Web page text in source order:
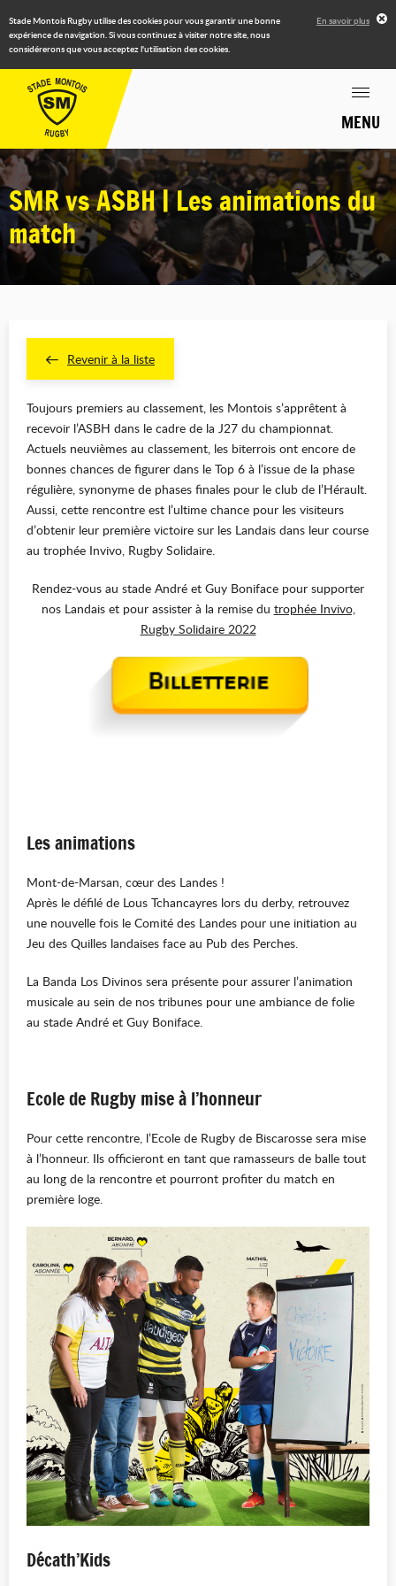
Stade Montois Rugby utilise des cookies pour vous garantir une bonne
expérience de navigation. Si vous continuez à visiter notre site, nous
considérerons que vous acceptez l'utilisation des cookies.
En savoir plus
MENU
SMR vs ASBH | Les animations du
match
Revenir à la liste
Toujours premiers au classement, les Montois s’apprêtent à
recevoir l’ASBH dans le cadre de la J27 du championnat.
Actuels neuvièmes au classement, les biterrois ont encore de
bonnes chances de figurer dans le Top 6 à l’issue de la phase
régulière, synonyme de phases finales pour le club de l’Hérault.
Aussi, cette rencontre est l’ultime chance pour les visiteurs
d’obtenir leur première victoire sur les Landais dans leur course
au trophée Invivo, Rugby Solidaire.
Rendez-vous au stade André et Guy Boniface pour supporter
nos Landais et pour assister à la remise du trophée Invivo,
Rugby Solidaire 2022
Les animations
Mont-de-Marsan, cœur des Landes !
Après le défilé de Lous Tchancayres lors du derby, retrouvez
une nouvelle fois le Comité des Landes pour une initiation au
Jeu des Quilles landaises face au Pub des Perches.
La Banda Los Divinos sera présente pour assurer l’animation
musicale au sein de nos tribunes pour une ambiance de folie
au stade André et Guy Boniface.
Ecole de Rugby mise à l’honneur
Pour cette rencontre, l’Ecole de Rugby de Biscarosse sera mise
à l’honneur. Ils officieront en tant que ramasseurs de balle tout
au long de la rencontre et pourront profiter du match en
première loge.
Décath’Kids